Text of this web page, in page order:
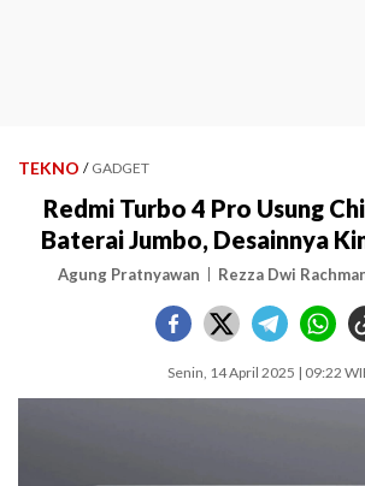
TEKNO / GADGET
Redmi Turbo 4 Pro Usung
Baterai Jumbo, Desainnya
Agung Pratnyawan Rezza Dwi
Senin, 14 April 2025 | 09:22